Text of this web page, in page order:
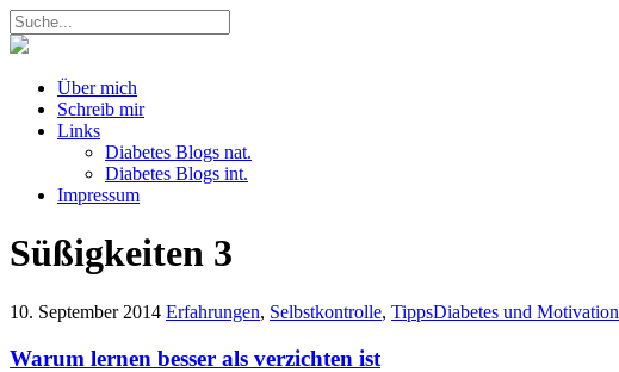
Über mich
Schreib mir
Links
Diabetes Blogs nat.
Diabetes Blogs int.
Impressum
Süßigkeiten 3
10. September 2014 Erfahrungen, Selbstkontrolle, TippsDiabetes und Motivation
Warum lernen besser als verzichten ist